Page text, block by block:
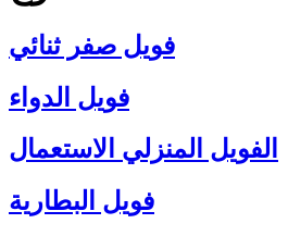
فويل صفر ثنائي
فويل الدواء
الفويل المنزلي الاستعمال
فويل البطارية